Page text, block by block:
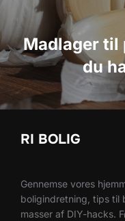
Madlager til
du
RI BOLIG
Gennemse vores
boligindretning, tips til
masser af DIY-hacks.